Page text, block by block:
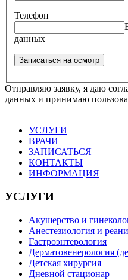
Телефон
данных
Отправляю заявку, я даю
данных и принимаю
УСЛУГИ
ВРАЧИ
ЗАПИСАТЬСЯ
КОНТАКТЫ
ИНФОРМАЦИЯ
УСЛУГИ
Акушерство и
Анестезиология и
Гастроэнтерология
Дерматовенерология
Детская хирургия
Дневной стационар